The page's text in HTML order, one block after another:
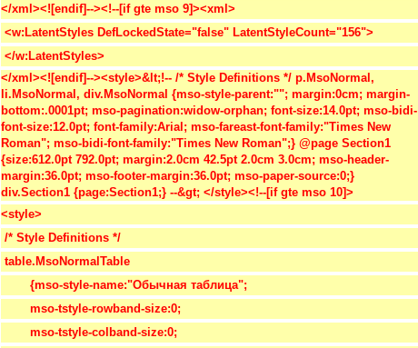
</xml><![endif]--><!--[if gte mso 9]><xml>
<w:LatentStyles DefLockedState="false" LatentStyleCount="156">
</w:LatentStyles>
</xml><![endif]--><style>&lt;!-- /* Style Definitions */ p.MsoNormal,
li.MsoNormal, div.MsoNormal {mso-style-parent:""; margin:0cm; margin-
bottom:.0001pt; mso-pagination:widow-orphan; font-size:14.0pt; mso-bidi-
font-size:12.0pt; font-family:Arial; mso-fareast-font-family:"Times New
Roman"; mso-bidi-font-family:"Times New Roman";} @page Section1
{size:612.0pt 792.0pt; margin:2.0cm 42.5pt 2.0cm 3.0cm; mso-header-
margin:36.0pt; mso-footer-margin:36.0pt; mso-paper-source:0;}
div.Section1 {page:Section1;} --&gt; </style><!--[if gte mso 10]>
<style>
/* Style Definitions */
table.MsoNormalTable
	{mso-style-name:"Обычная таблица";
	mso-tstyle-rowband-size:0;
	mso-tstyle-colband-size:0;